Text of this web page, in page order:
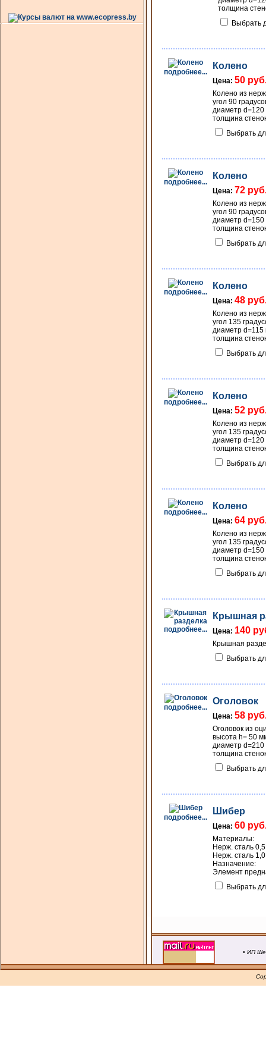
толщина
Выбрать
подробнее...
Колено
Цена: 50
Колено из
угол 90
диаметр
толщина
Выбрать
подробнее...
Колено
Цена: 72
Колено из
угол 90
диаметр
толщина
Выбрать
подробнее...
Колено
Цена: 48
Колено из
угол 135
диаметр d=115
толщина
Выбрать
подробнее...
Колено
Цена: 52
Колено из
угол 135
диаметр
толщина
Выбрать
подробнее...
Колено
Цена: 64
Колено из
угол 135
диаметр
толщина
Выбрать
подробнее...
Крышная
Цена: 140
Крышная
Выбрать
подробнее...
Оголовок
Цена: 58
Оголовок из
высота h= 50
диаметр
толщина
Выбрать
подробнее...
Шибер
Цена: 60
Материалы:
Нерж. сталь
Нерж. сталь
Назначение:
Элемент
Выбрать
• ИП